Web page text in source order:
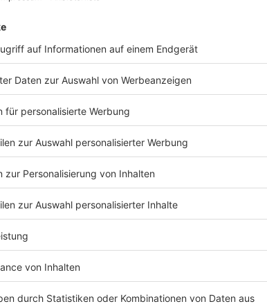
5. Ein konkreter Plan
Anzeige
2026 zukünftig umgesetzt werden sollen.
Ein Ziel ohne Plan bleibt nur ein Wunsch.
Kommen wir noch einmal auf das Fitness-Beispiel
haben wir schon "Ich möchte jede Woche 1x
trainieren, jeweils für eine Stunde." gemacht. Doch
welchen beiden Wochentagen könnt ihr euer Training
vielleicht günstiger und auch taktisch klüger, ein
eine gewisse Verbindlichkeit zu erschaffen? Und seid
eigentlich noch zufrieden? Oder liegt vielleicht ein